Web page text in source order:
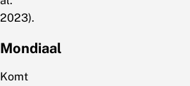
2023).
Mondiaal
Komt